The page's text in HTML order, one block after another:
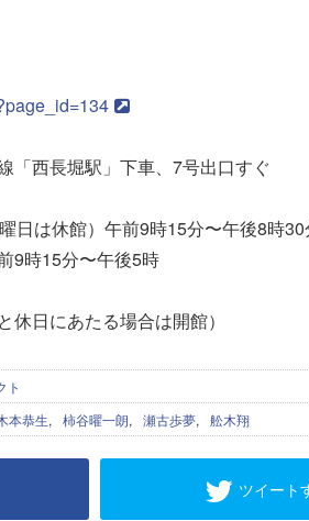
「西長堀駅」下車、7号出口すぐ
日は休館）午前9時15分〜午後8時30
時15分〜午後5時
日にあたる場合は開館）
ト
本恭生, 柿谷曜一朗, 瀬古歩夢, 舩木翔
ツイート